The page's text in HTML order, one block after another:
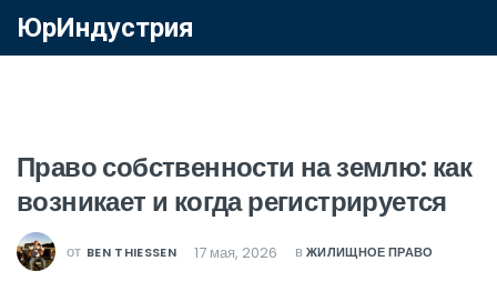
ЮрИндустрия
Право собственности на землю: как
возникает и когда регистрируется
от BEN THIESSEN 17 мая, 2026 вЖИЛИЩНОЕ ПРАВО